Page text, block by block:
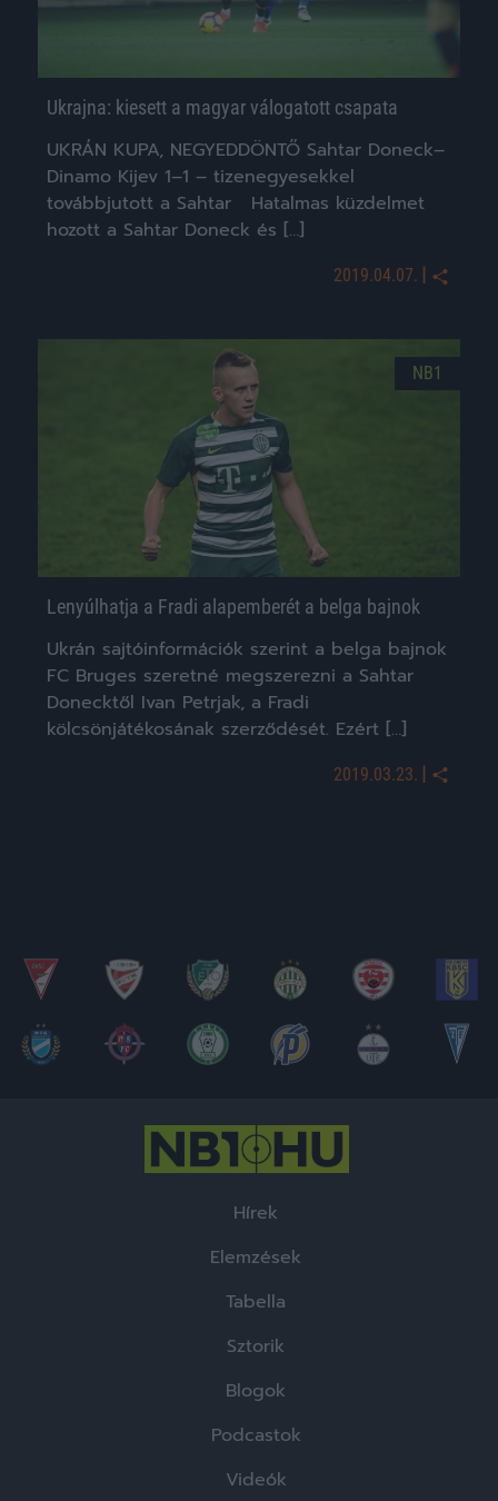
Ukrajna: kiesett a magyar válogatott csapata
UKRÁN KUPA, NEGYEDDÖNTŐ Sahtar Doneck–
Dinamo Kijev 1–1 – tizenegyesekkel
továbbjutott a Sahtar Hatalmas küzdelmet
hozott a Sahtar Doneck és […]
2019.04.07. |
NB1
Lenyúlhatja a Fradi alapemberét a belga bajnok
Ukrán sajtóinformációk szerint a belga bajnok
FC Bruges szeretné megszerezni a Sahtar
Donecktől Ivan Petrjak, a Fradi
kölcsönjátékosának szerződését. Ezért […]
2019.03.23. |
Hírek
Elemzések
Tabella
Sztorik
Blogok
Podcastok
Videók